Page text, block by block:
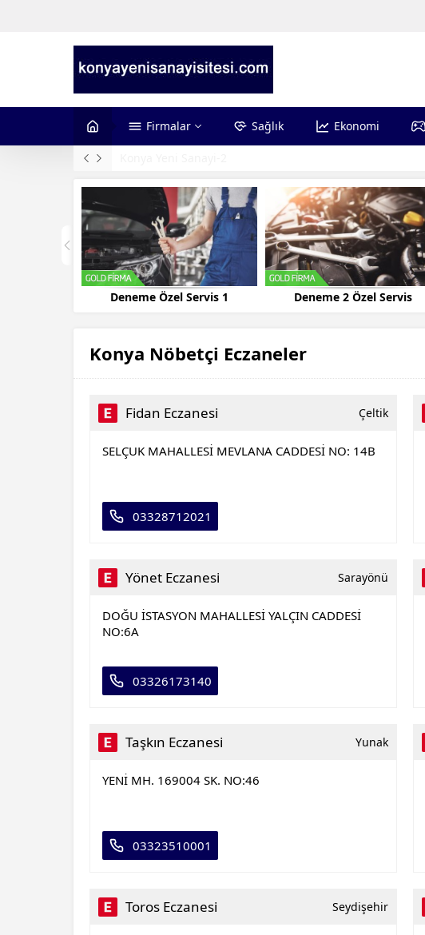
Firmalar Sağlık Ekonomi
Deneme Özel Servis 1 Deneme 2 Özel Servis
Konya Nöbetçi Eczaneler
Fidan Eczanesi Çeltik
SELÇUK MAHALLESİ MEVLANA CADDESİ NO: 14B
03328712021
Yönet Eczanesi Sarayönü
DOĞU İSTASYON MAHALLESİ YALÇIN CADDESİ
NO:6A
03326173140
Taşkın Eczanesi Yunak
YENİ MH. 169004 SK. NO:46
03323510001
Toros Eczanesi Seydişehir